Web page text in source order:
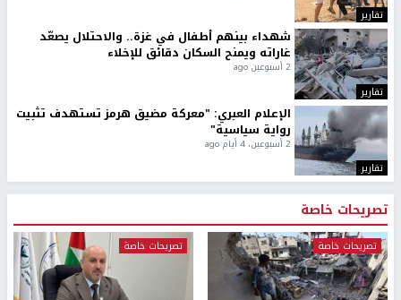
تقارير
تقارير
شهداء بينهم أطفال في غزة.. والاحتلال يصعّد
غاراته ويمنح السكان دقائق للإخلاء
2 أسبوعين ago
تقارير
الإعلام العبري: "معركة مضيق هرمز تستهدف تثبيت
رواية سياسية"
2 أسبوعين، 4 أيام ago
تصريحات خاصة
تصريحات خاصة تصريحات خاصة